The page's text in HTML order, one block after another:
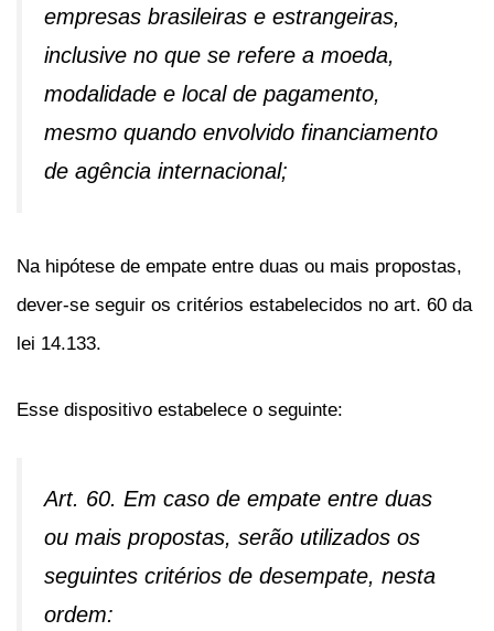
empresas brasileiras e estrangeiras,
inclusive no que se refere a moeda,
modalidade e local de pagamento,
mesmo quando envolvido financiamento
de agência internacional;
Na hipótese de empate entre duas ou mais propostas,
dever-se seguir os critérios estabelecidos no art. 60 da
lei 14.133.
Esse dispositivo estabelece o seguinte:
Art. 60. Em caso de empate entre duas
ou mais propostas, serão utilizados os
seguintes critérios de desempate, nesta
ordem: